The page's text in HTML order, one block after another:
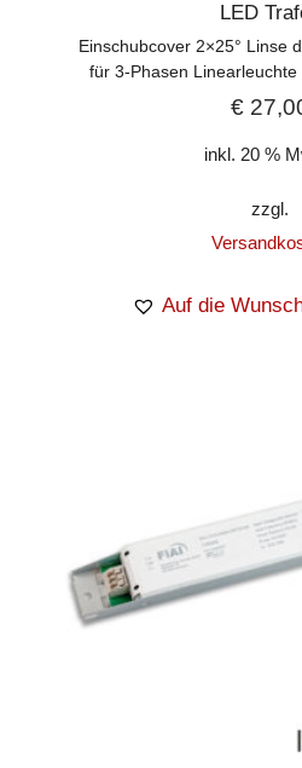
LED
Einschubcover 2×25° Linse
für 3-Phasen
€
inkl. 20 %
zzgl.
Auf die